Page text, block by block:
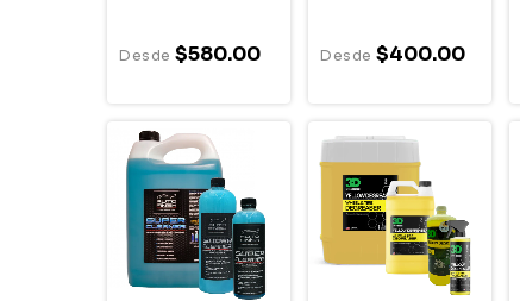
$580.00 $400.00